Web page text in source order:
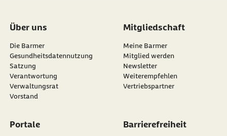
Über uns
Die Barmer
Gesundheitsdatennutzung
Satzung
Verantwortung
Verwaltungsrat
Vorstand
Mitgliedschaft
Meine Barmer
Mitglied werden
Newsletter
externer Link:
Weiterempfehlen
Vertriebspartner
Portale Barrierefreiheit